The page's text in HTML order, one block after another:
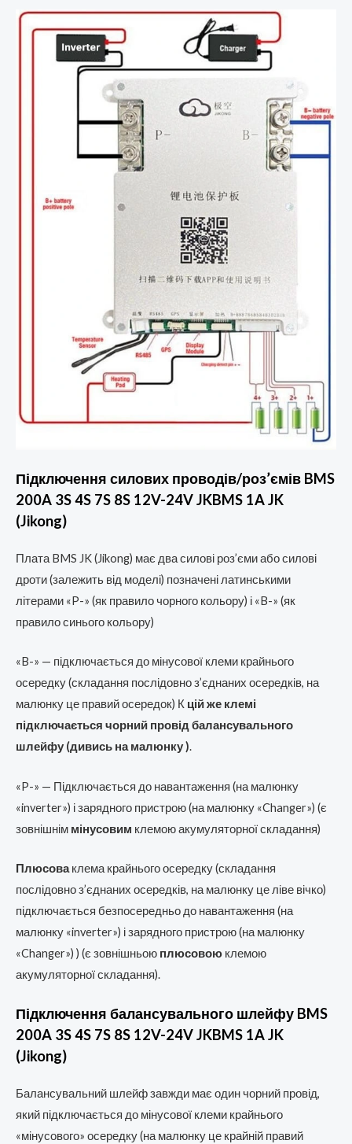
Підключення силових проводів/роз’ємів BMS
200A 3S 4S 7S 8S 12V-24V JKBMS 1A JK
(Jikong)
Плата BMS JK (Jikong) має два силові роз’єми або силові
дроти (залежить від моделі) позначені латинськими
літерами «P-» (як правило чорного кольору) і «B-» (як
правило синього кольору)
«B-» — підключається до мінусової клеми крайнього
осередку (складання послідовно з’єднаних осередків, на
малюнку це правий осередок) К цій же клемі
підключається чорний провід балансувального
шлейфу (дивись на малюнку ).
«P-» — Підключається до навантаження (на малюнку
«inverter») і зарядного пристрою (на малюнку «Changer») (є
зовнішнім мінусовим клемою акумуляторної складання)
Плюсоваклема крайнього осередку (складання
послідовно з’єднаних осередків, на малюнку це ліве вічко)
підключається безпосередньо до навантаження (на
малюнку «inverter») і зарядного пристрою (на малюнку
«Changer») ) (є зовнішньою плюсовою клемою
акумуляторної складання).
Підключення балансувального шлейфу BMS
200A 3S 4S 7S 8S 12V-24V JKBMS 1A JK
(Jikong)
Балансувальний шлейф завжди має один чорний провід,
який підключається до мінусової клеми крайнього
«мінусового» осередку (на малюнку це крайній правий